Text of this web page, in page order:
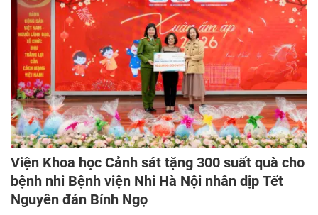
Viện Khoa học Cảnh sát tặng 300 suất quà cho
bệnh nhi Bệnh viện Nhi Hà Nội nhân dịp Tết
Nguyên đán Bính Ngọ